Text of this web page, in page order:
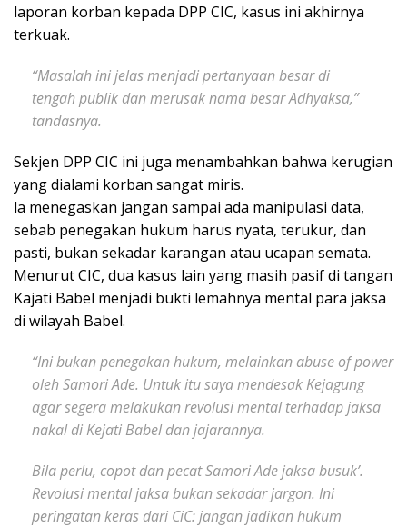
laporan korban kepada DPP CIC, kasus ini akhirnya
terkuak.
“Masalah ini jelas menjadi pertanyaan besar di
tengah publik dan merusak nama besar Adhyaksa,”
tandasnya.
Sekjen DPP CIC ini juga menambahkan bahwa kerugian
yang dialami korban sangat miris.
la menegaskan jangan sampai ada manipulasi data,
sebab penegakan hukum harus nyata, terukur, dan
pasti, bukan sekadar karangan atau ucapan semata.
Menurut CIC, dua kasus lain yang masih pasif di tangan
Kajati Babel menjadi bukti lemahnya mental para jaksa
di wilayah Babel.
“Ini bukan penegakan hukum, melainkan abuse of power
oleh Samori Ade. Untuk itu saya mendesak Kejagung
agar segera melakukan revolusi mental terhadap jaksa
nakal di Kejati Babel dan jajarannya.
Bila perlu, copot dan pecat Samori Ade jaksa busuk’.
Revolusi mental jaksa bukan sekadar jargon. Ini
peringatan keras dari CiC: jangan jadikan hukum